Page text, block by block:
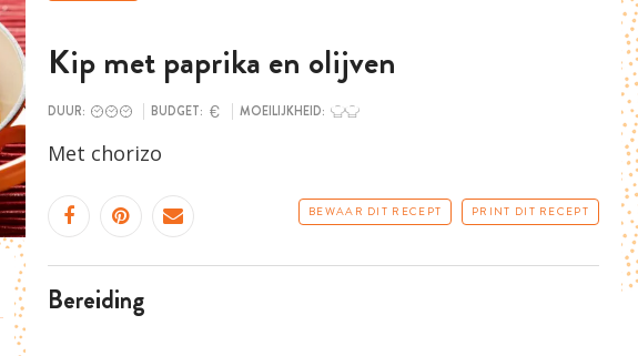
Kip met paprika en olijven
DUUR: BUDGET: MOEILIJKHEID:
Met chorizo
BEWAAR DIT RECEPT PRINT DIT RECEPT
bereiding